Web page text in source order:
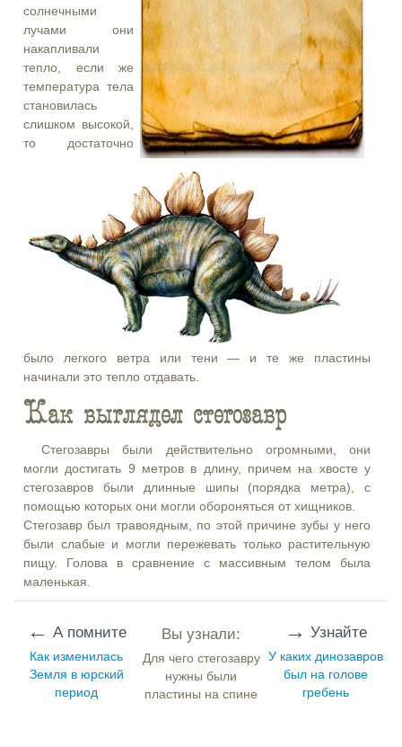
солнечными
лучами они
накапливали
тепло, если же
температура тела
становилась
слишком высокой,
то достаточно
было легкого ветра или тени — и те же пластины
начинали это тепло отдавать.
Как выглядел стегозавр
Стегозавры были действительно огромными, они
могли достигать 9 метров в длину, причем на хвосте у
стегозавров были длинные шипы (порядка метра), с
помощью которых они могли обороняться от хищников.
Стегозавр был травоядным, по этой причине зубы у него
были слабые и могли пережевать только растительную
пищу. Голова в сравнение с массивным телом была
маленькая.
← А помните
Как изменилась
Земля в юрский
период
Вы узнали:
Для чего стегозавру
нужны были
пластины на спине
→ Узнайте
У каких динозавров
был на голове
гребень